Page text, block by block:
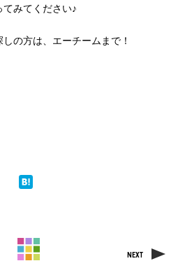
みてください♪
の方は、エーチームまで！
NEXT